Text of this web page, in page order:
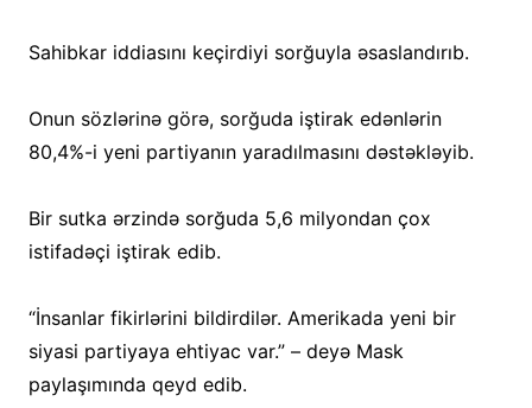
Sahibkar iddiasını keçirdiyi sorğuyla əsaslandırıb.
Onun sözlərinə görə, sorğuda iştirak edənlərin
80,4%-i yeni partiyanın yaradılmasını dəstəkləyib.
Bir sutka ərzində sorğuda 5,6 milyondan çox
istifadəçi iştirak edib.
“İnsanlar fikirlərini bildirdilər. Amerikada yeni bir
siyasi partiyaya ehtiyac var.” – deyə Mask
paylaşımında qeyd edib.